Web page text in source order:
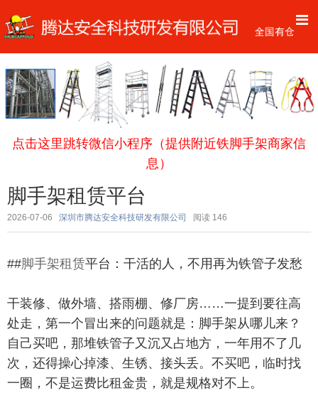
点击这里跳转微信小程序（提供附近铁脚手架商家信
息）
脚手架租赁平台
2026-07-06 深圳市腾达安全科技研发有限公司 阅读 146
##脚手架租赁平台：干活的人，不用再为铁管子发愁
干装修、做外墙、搭雨棚、修厂房……一提到要往高
处走，第一个冒出来的问题就是：脚手架从哪儿来？
自己买吧，那堆铁管子又沉又占地方，一年用不了几
次，还得操心掉漆、生锈、接头丢。不买吧，临时找
一圈，不是运费比租金贵，就是规格对不上。